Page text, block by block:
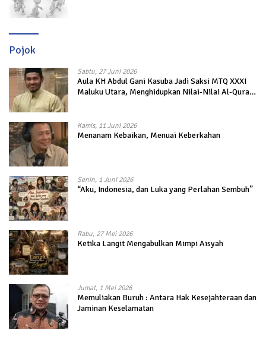
Pojok
Sabtu, 27 Juni 2026
Aula KH Abdul Gani Kasuba Jadi Saksi MTQ XXXI
Maluku Utara, Menghidupkan Nilai-Nilai Al-Quran
Kamis, 11 Juni 2026
Menanam Kebaikan, Menuai Keberkahan
Senin, 1 Juni 2026
“Aku, Indonesia, dan Luka yang Perlahan Sembuh”
Rabu, 27 Mei 2026
Ketika Langit Mengabulkan Mimpi Aisyah
Jumat, 1 Mei 2026
Memuliakan Buruh : Antara Hak Kesejahteraan dan
Jaminan Keselamatan